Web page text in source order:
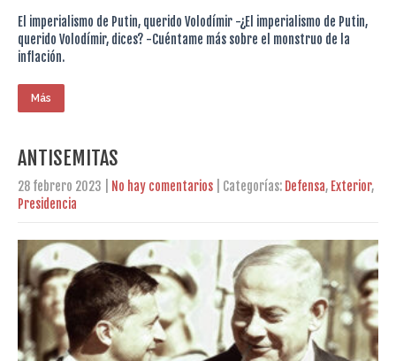
El imperialismo de Putin, querido Volodímir -¿El imperialismo de Putin,
querido Volodímir, dices? -Cuéntame más sobre el monstruo de la
inflación.
Más
ANTISEMITAS
28 febrero 2023 No hay comentarios | Categorías: Defensa, Exterior,
Presidencia